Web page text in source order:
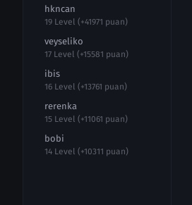
hkncan
19 Level (+41971 puan)
veyseliko
17 Level (+15581 puan)
ibis
16 Level (+13761 puan)
rerenka
15 Level (+11061 puan)
bobi
14 Level (+10311 puan)